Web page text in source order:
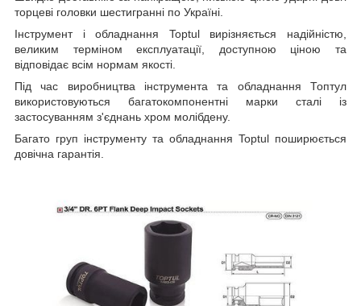
торцеві головки шестигранні по Україні.
Інструмент і обладнання Toptul вирізняється надійністю,
великим терміном експлуатації, доступною ціною та
відповідає всім нормам якості.
Під час виробництва інструмента та обладнання Топтул
використовуються багатокомпонентні марки сталі із
застосуванням з'єднань хром молібдену.
Багато груп інструменту та обладнання Toptul поширюється
довічна гарантія.